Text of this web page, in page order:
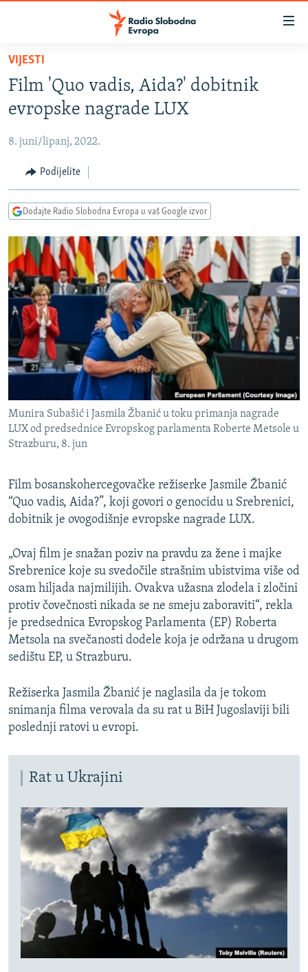
Pređite
glavni
sadržaj
na
navigaciju
Pređite
na
VIJESTI
BOSNA I HERCEGOVINA
SRBIJA
KOSOVO
CRNA GORA
VIDEO
FOTOGALERIJE
INFOGRAFIKE
PODCASTI
RAT U UKRAJINI
KINA NA BALKANU
RSE PRIČE IZ SVIJETA
ISPRIČAJ MI
DNEVNO@RSE
SPECIJALI RSE
VIŠE OD NASLOVA
GENOCID U SREBRENICI
POPLAVE I KLIZIŠTA U BIH 2024.
POST SCRIPTUM
MOJA EVROPA
TRI DECENIJE OD RATA U BIH
SVE KARTE DEJTONA
NASTANAK I RASPAD JUGOSLAVIJE
PRATITE NAS
VIJESTI
Film 'Quo vadis, Aida?' dobitnik
evropske nagrade LUX
8. juni/lipanj, 2022.
Podijelite
Dodajte Radio Slobodna Evropa u vaš Google izvor
Munira Subašić i Jasmila Žbanić u toku primanja nagrade
LUX od predsednice Evropskog parlamenta Roberte Metsole u
Strazburu, 8. jun
Film bosanskohercegovačke režiserke Jasmile Žbanić
“Quo vadis, Aida?”, koji govori o genocidu u Srebrenici,
dobitnik je ovogodišnje evropske nagrade LUX.
„Ovaj film je snažan poziv na pravdu za žene i majke
Srebrenice koje su svedočile strašnim ubistvima više od
osam hiljada najmilijih. Ovakva užasna zlodela i zločini
protiv čovečnosti nikada se ne smeju zaboraviti“, rekla
je predsednica Evropskog Parlamenta (EP) Roberta
Metsola na svečanosti dodele koja je održana u drugom
sedištu EP, u Strazburu.
Režiserka Jasmila Žbanić je naglasila da je tokom
snimanja filma verovala da su rat u BiH Jugoslaviji bili
poslednji ratovi u evropi.
Rat u Ukrajini